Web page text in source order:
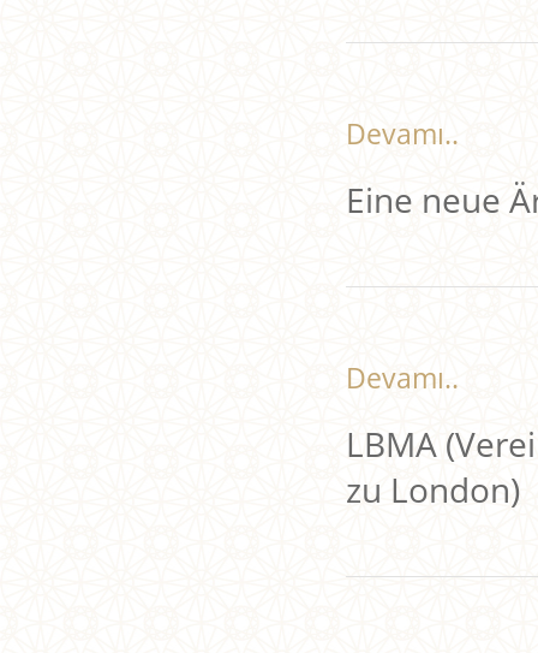
Devamı..
Eine neue
Devamı..
LBMA
zu London)